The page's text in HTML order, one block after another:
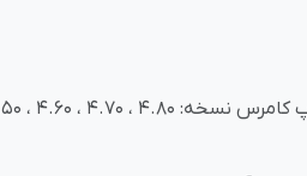
4.80 ، 4.70 ، 4.60 ، 4.50 ، 4.40 ، 4.30 ، 4.20 ، 4.10 ، 4.00 و 3.90